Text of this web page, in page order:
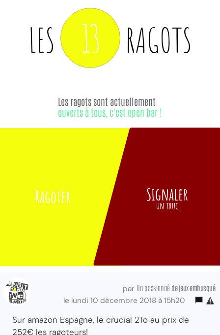
LES 13 RAGOTS
Ragoter
Les ragots sont actuellement
ouverts à tous, c'est open bar !
Signaler
un truc
par Un passionné de jeux embusqué
le lundi 10 décembre 2018 à 15h20
Sur amazon Espagne, le crucial 2To au prix de
252€ les ragoteurs!